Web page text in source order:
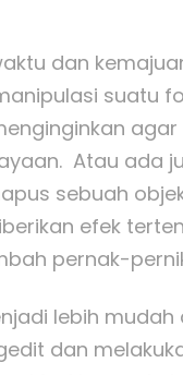
dan
suatu
Atau ada
sebuah
efek
pernak-
lebih
dan